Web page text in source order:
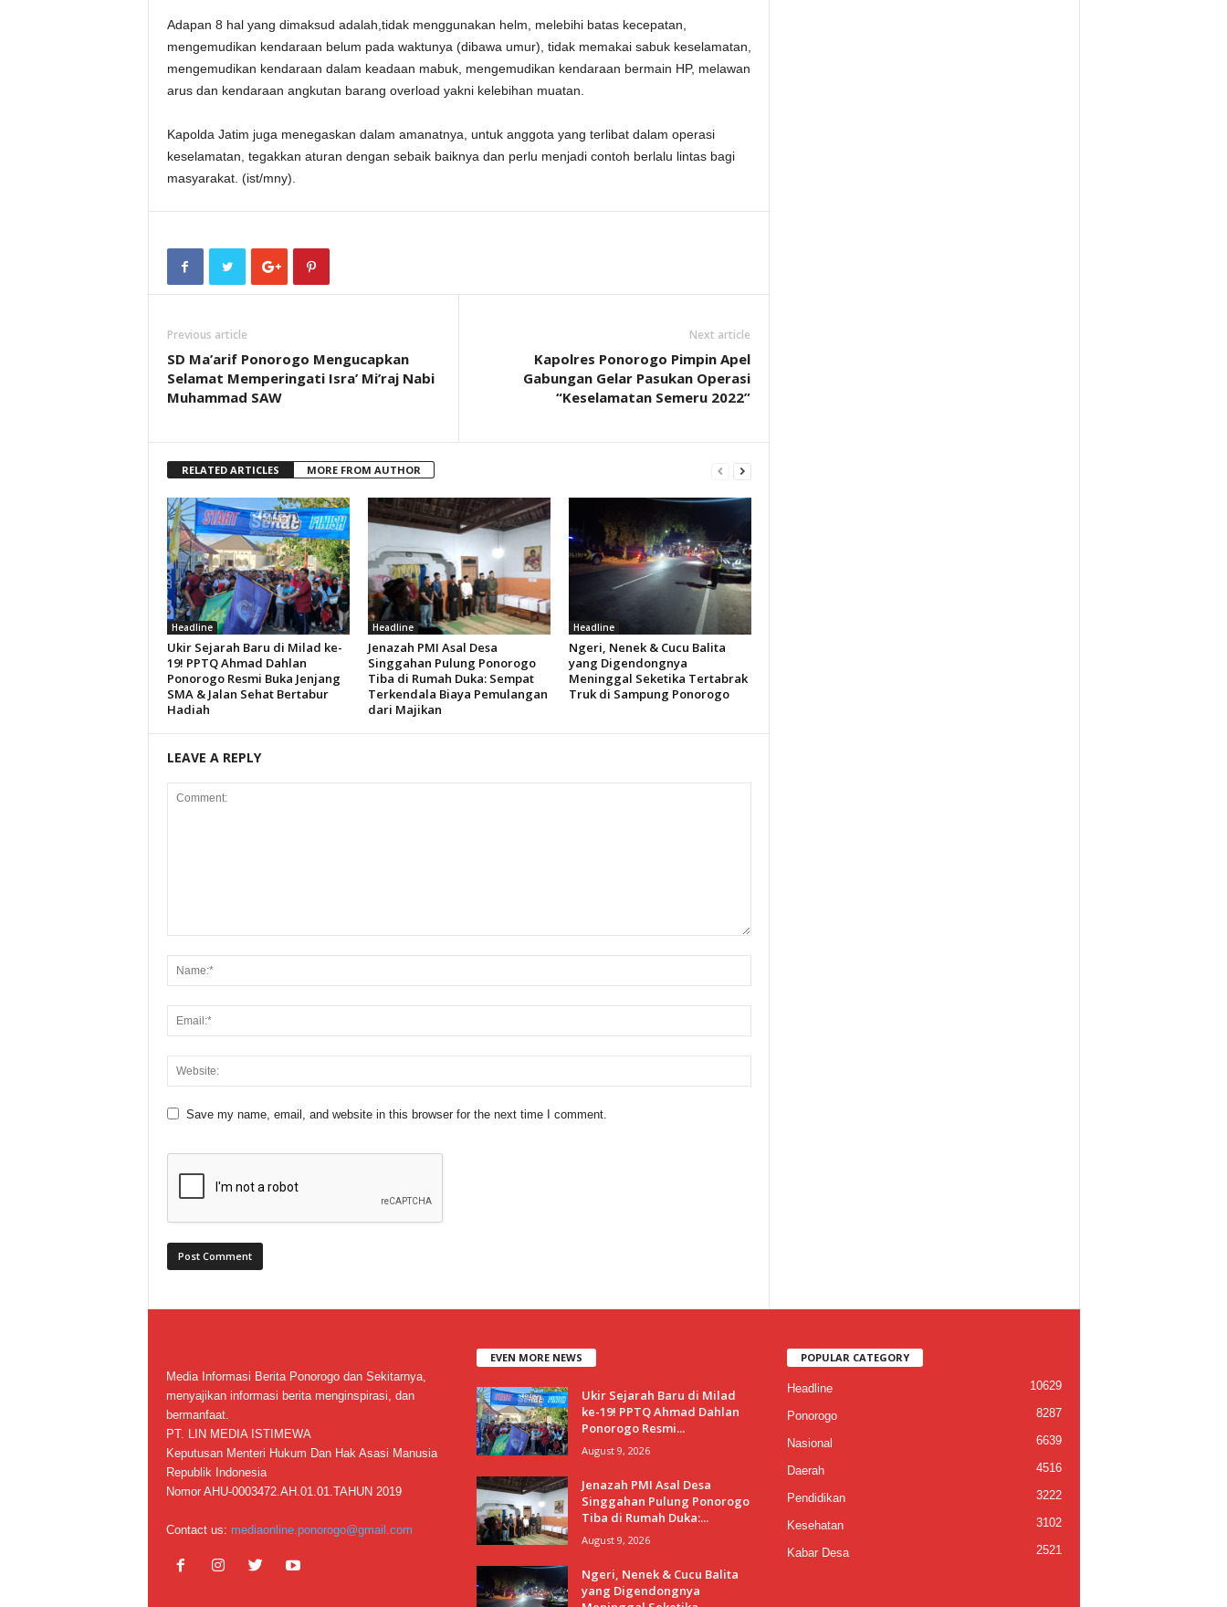
Adapan 8 hal yang dimaksud adalah,tidak menggunakan helm, melebihi batas kecepatan,
mengemudikan kendaraan belum pada waktunya (dibawa umur), tidak memakai sabuk keselamatan,
mengemudikan kendaraan dalam keadaan mabuk, mengemudikan kendaraan bermain HP, melawan
arus dan kendaraan angkutan barang overload yakni kelebihan muatan.
Kapolda Jatim juga menegaskan dalam amanatnya, untuk anggota yang terlibat dalam operasi
keselamatan, tegakkan aturan dengan sebaik baiknya dan perlu menjadi contoh berlalu lintas bagi
masyarakat. (ist/mny).
Previous article
SD Ma’arif Ponorogo Mengucapkan
Selamat Memperingati Isra’ Mi’raj Nabi
Muhammad SAW
Next article
Kapolres Ponorogo Pimpin Apel
Gabungan Gelar Pasukan Operasi
“Keselamatan Semeru 2022”
RELATED ARTICLES MORE FROM AUTHOR
Headline
Ukir Sejarah Baru di Milad ke-
19! PPTQ Ahmad Dahlan
Ponorogo Resmi Buka Jenjang
SMA & Jalan Sehat Bertabur
Hadiah
Headline
Jenazah PMI Asal Desa
Singgahan Pulung Ponorogo
Tiba di Rumah Duka: Sempat
Terkendala Biaya Pemulangan
dari Majikan
Headline
Ngeri, Nenek & Cucu Balita
yang Digendongnya
Meninggal Seketika Tertabrak
Truk di Sampung Ponorogo
LEAVE A REPLY
Save my name, email, and website in this browser for the next time I comment.
Media Informasi Berita Ponorogo dan Sekitarnya,
menyajikan informasi berita menginspirasi, dan
bermanfaat.
PT. LIN MEDIA ISTIMEWA
Keputusan Menteri Hukum Dan Hak Asasi Manusia
Republik Indonesia
Nomor AHU-0003472.AH.01.01.TAHUN 2019
Contact us: mediaonline.ponorogo@gmail.com
EVEN MORE NEWS
Ukir Sejarah Baru di Milad
ke-19! PPTQ Ahmad Dahlan
Ponorogo Resmi...
August 9, 2026
Jenazah PMI Asal Desa
Singgahan Pulung Ponorogo
Tiba di Rumah Duka:...
August 9, 2026
Ngeri, Nenek & Cucu Balita
yang Digendongnya
POPULAR CATEGORY
Headline 10629
Ponorogo 8287
Nasional 6639
Daerah 4516
Pendidikan 3222
Kesehatan 3102
Kabar Desa 2521